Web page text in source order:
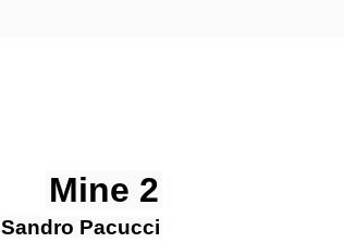
Mine 2
Sandro Pacucci